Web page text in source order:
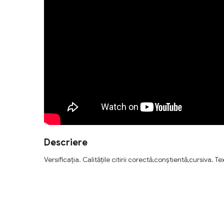
Descriere
Versificația. Calitățile citirii corectă,conștientă,cursiva.